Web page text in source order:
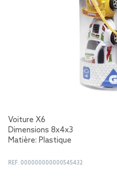
Voiture X6
Dimensions 8x4x3
Matière: Plastique
REF. 000000000000545432